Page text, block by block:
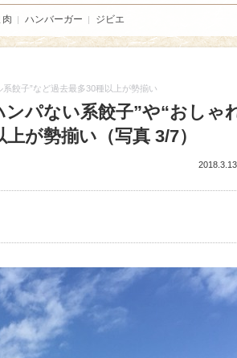
肉 ハンバーガー ジビエ
餃子”など過去最多30種以上が勢揃い
パない系餃子”や“おしゃ
が勢揃い（写真 3/7）